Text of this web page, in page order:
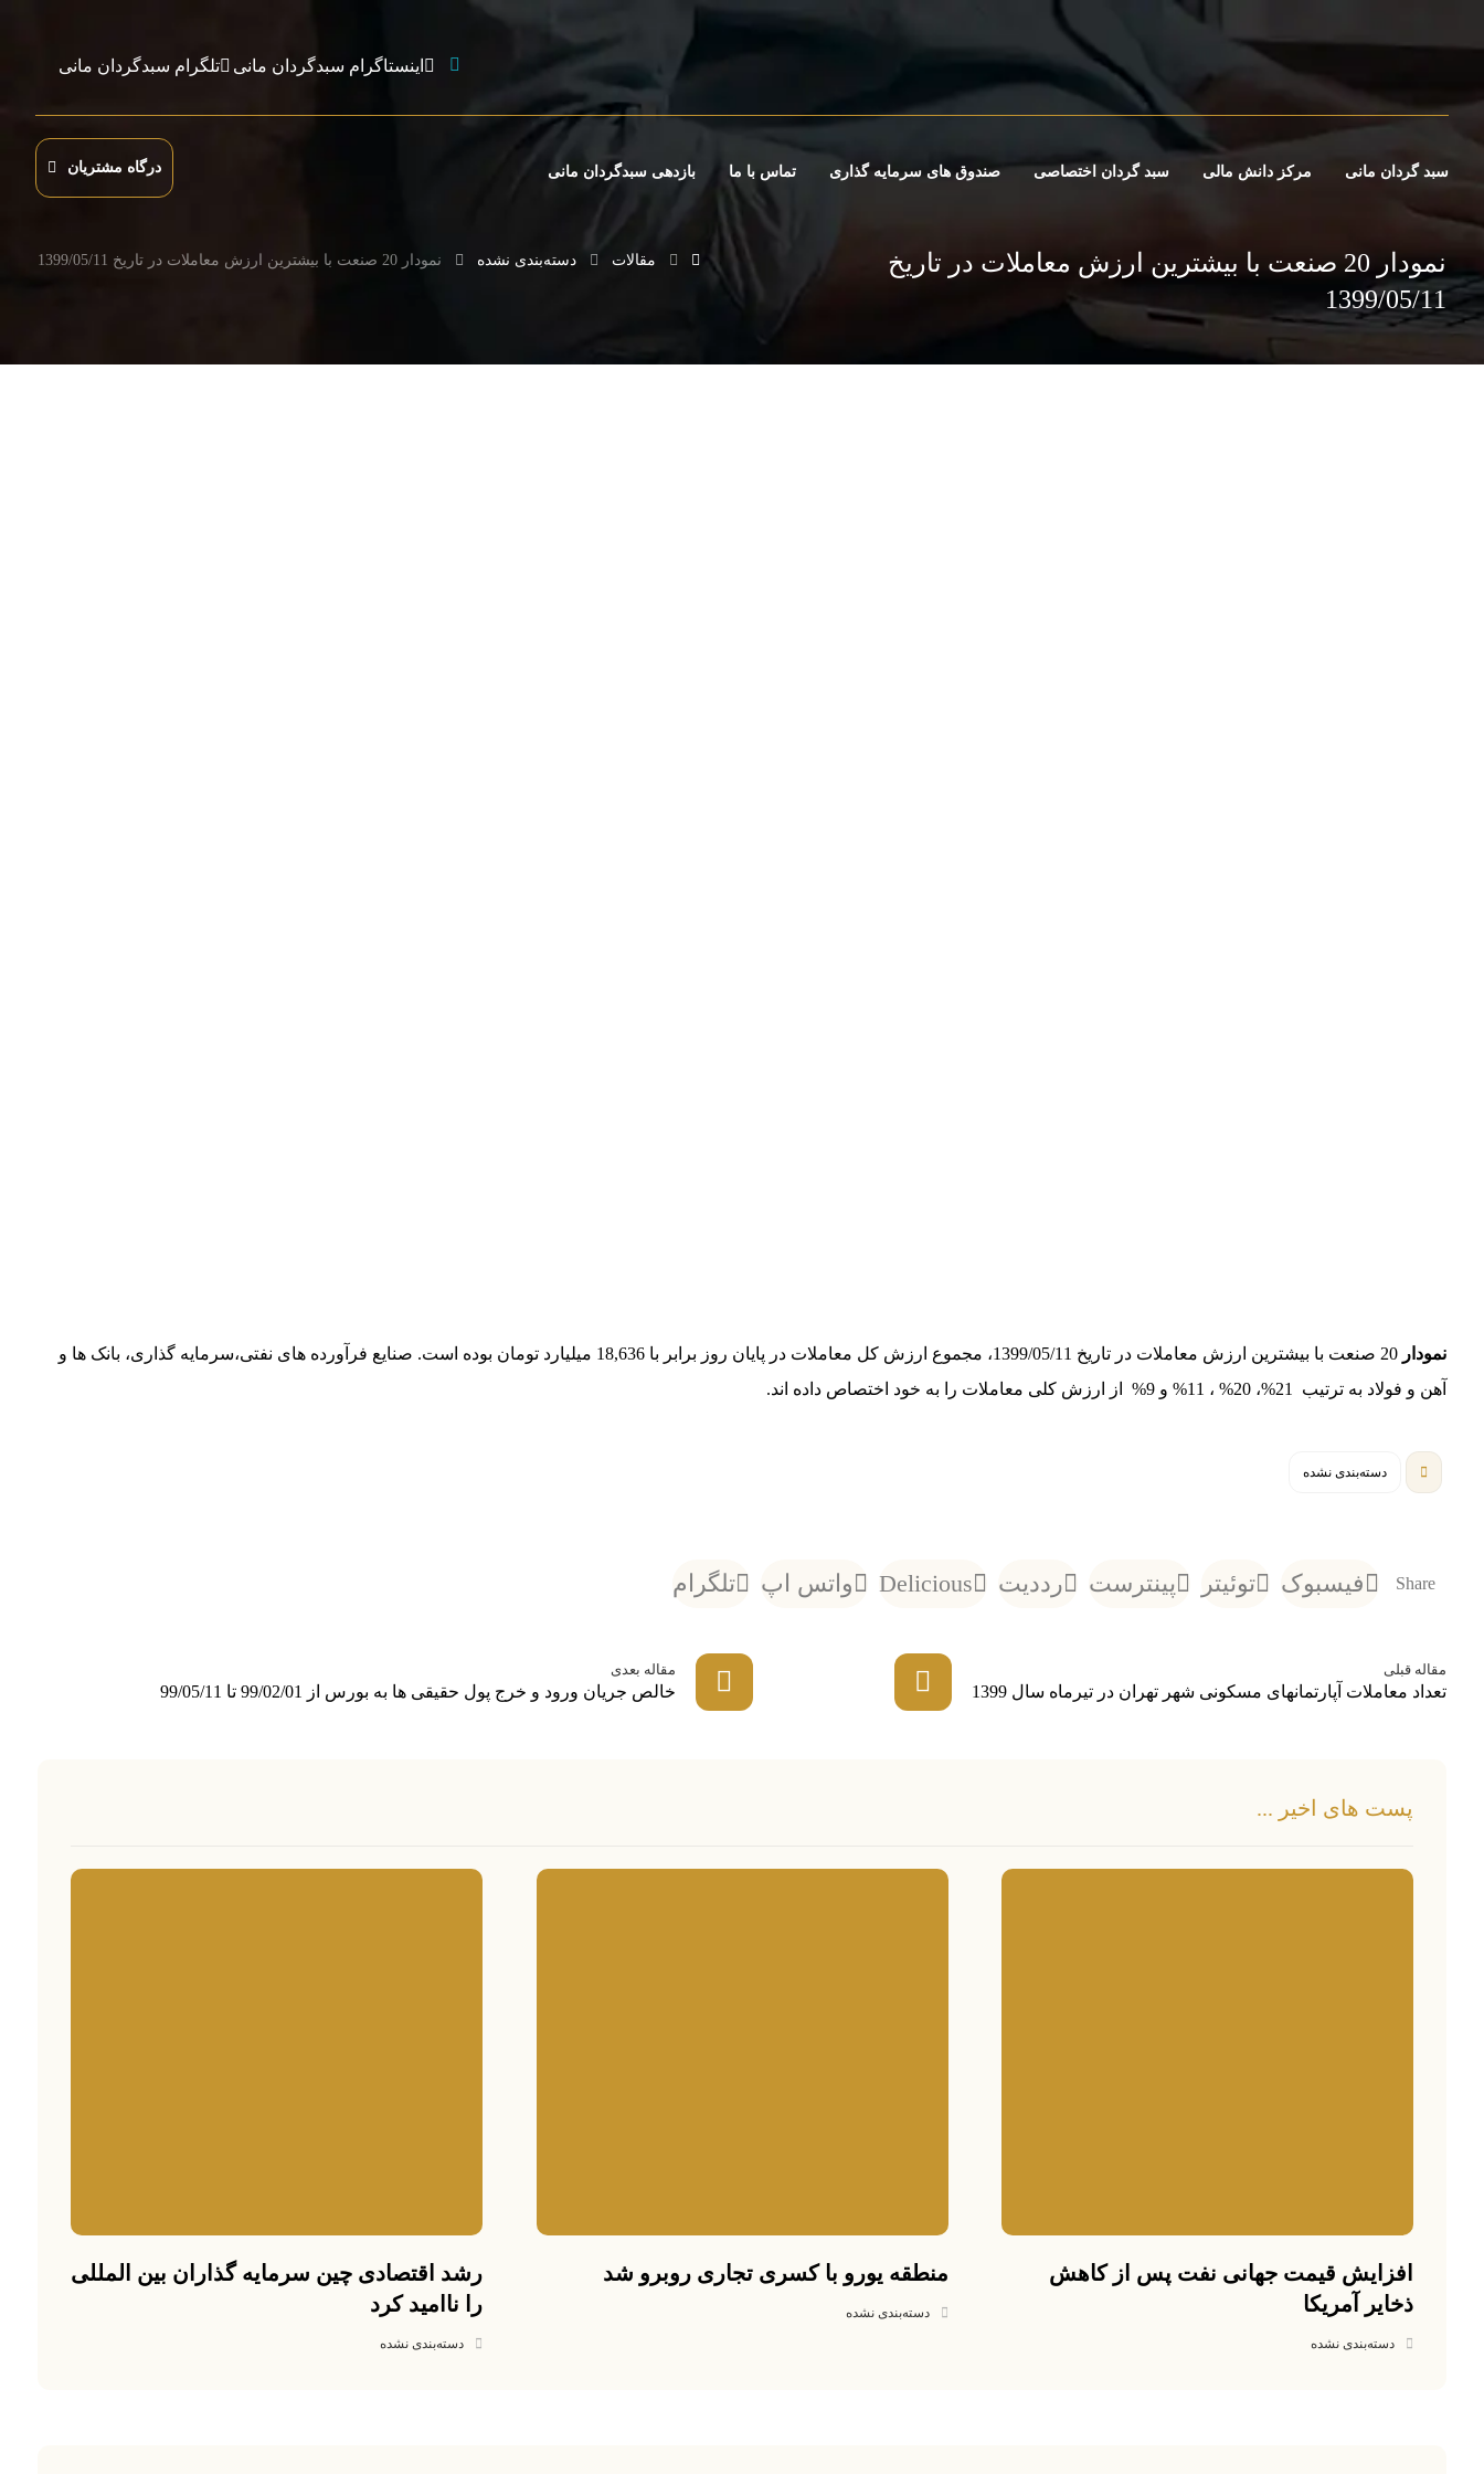
اینستاگرام سبدگردان مانی تلگرام سبدگردان مانی
سبد گردان مانی مرکز دانش مالی سبد گردان اختصاصی صندوق های سرمایه گذاری تماس با ما بازدهی سبدگردان مانی درگاه مشتریان
نمودار 20 صنعت با بیشترین ارزش معاملات در تاریخ
1399/05/11
مقالات دسته‌بندی نشده نمودار 20 صنعت با بیشترین ارزش معاملات در تاریخ 1399/05/11
نمودار
20 صنعت با بیشترین ارزش معاملات در تاریخ 1399/05/11، مجموع ارزش کل معاملات در پایان روز برابر با 18,636 میلیارد تومان بوده است. صنایع فرآورده های نفتی،سرمایه گذاری، بانک ها و
آهن و فولاد به ترتیب 21%، 20% ، 11% و 9% از ارزش کلی معاملات را به خود اختصاص داده اند.
دسته‌بندی نشده
فیسبوک توئیتر پینترست رددیت Delicious واتس اپ تلگرام
مقاله قبلی
تعداد معاملات آپارتمانهای مسکونی شهر تهران در تیرماه سال 1399
مقاله بعدی
خالص جریان ورود و خرج پول حقیقی ها به بورس از 99/02/01 تا 99/05/11
پست های اخیر ...
افزایش قیمت جهانی نفت پس از کاهش
ذخایر آمریکا
دسته‌بندی نشده
منطقه یورو با کسری تجاری روبرو شد
دسته‌بندی نشده
رشد اقتصادی چین سرمایه گذاران بین المللی
را ناامید کرد
دسته‌بندی نشده